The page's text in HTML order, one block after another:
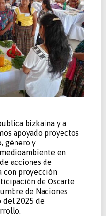
bizkaina y a
apoyado proyectos
género y
en
acciones de
con proyección
de Oscarte
de Naciones
del 2025 de